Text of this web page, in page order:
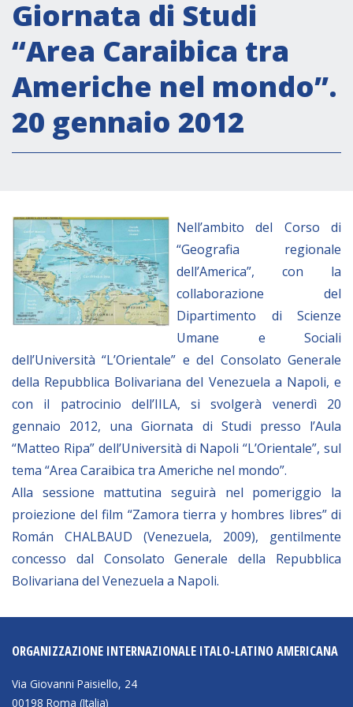
Segreteria Culturale
Segreteria Socio-economica
Segreteria Tecnico scientifica
Forum PMI
Conferenze Italia-America Latina e Caraibi
Borse di Studio
Partnership
COOPERAZIONE
Empowerment socio- economico
Giustizia e Sicurezza
EUROsociAL
EL PAcCTO
EUROFRONT
COPOLAD III
AL-INVEST Verde
MEDIA
Video
Audio
Giornata di Studi
“Area Caraibica tra
Americhe nel mondo”.
20 gennaio 2012
Nell’ambito del Corso di
“Geografia regionale
dell’America”, con la
collaborazione del
Dipartimento di Scienze
Umane e Sociali
dell’Università “L’Orientale” e del Consolato Generale
della Repubblica Bolivariana del Venezuela a Napoli, e
con il patrocinio dell’IILA, si svolgerà venerdì 20
gennaio 2012, una Giornata di Studi presso l’Aula
“Matteo Ripa” dell’Università di Napoli “L’Orientale”, sul
tema “Area Caraibica tra Americhe nel mondo”.
Alla sessione mattutina seguirà nel pomeriggio la
proiezione del film “Zamora tierra y hombres libres” di
Román CHALBAUD (Venezuela, 2009), gentilmente
concesso dal Consolato Generale della Repubblica
Bolivariana del Venezuela a Napoli.
ORGANIZZAZIONE INTERNAZIONALE ITALO-LATINO AMERICANA
Via Giovanni Paisiello, 24
00198 Roma (Italia)